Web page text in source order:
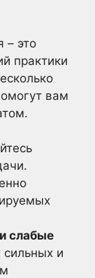
– это
практики
вам
слабые
и